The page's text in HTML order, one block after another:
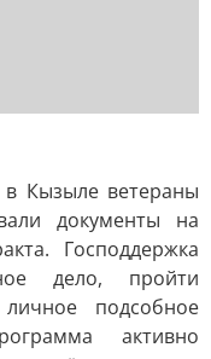
Кызыле ветераны
документы на
Господдержка
дело, пройти
подсобное
активно